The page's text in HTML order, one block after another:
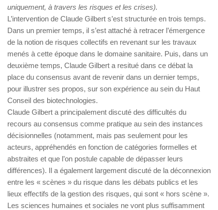
uniquement, à travers les risques et les crises).
L’intervention de Claude Gilbert s’est structurée en trois temps.
Dans un premier temps, il s’est attaché à retracer l’émergence
de la notion de risques collectifs en revenant sur les travaux
menés à cette époque dans le domaine sanitaire. Puis, dans un
deuxième temps, Claude Gilbert a resitué dans ce débat la
place du consensus avant de revenir dans un dernier temps,
pour illustrer ses propos, sur son expérience au sein du Haut
Conseil des biotechnologies.
Claude Gilbert a principalement discuté des difficultés du
recours au consensus comme pratique au sein des instances
décisionnelles (notamment, mais pas seulement pour les
acteurs, appréhendés en fonction de catégories formelles et
abstraites et que l’on postule capable de dépasser leurs
différences). Il a également largement discuté de la déconnexion
entre les « scènes » du risque dans les débats publics et les
lieux effectifs de la gestion des risques, qui sont « hors scène ».
Les sciences humaines et sociales ne vont plus suffisamment